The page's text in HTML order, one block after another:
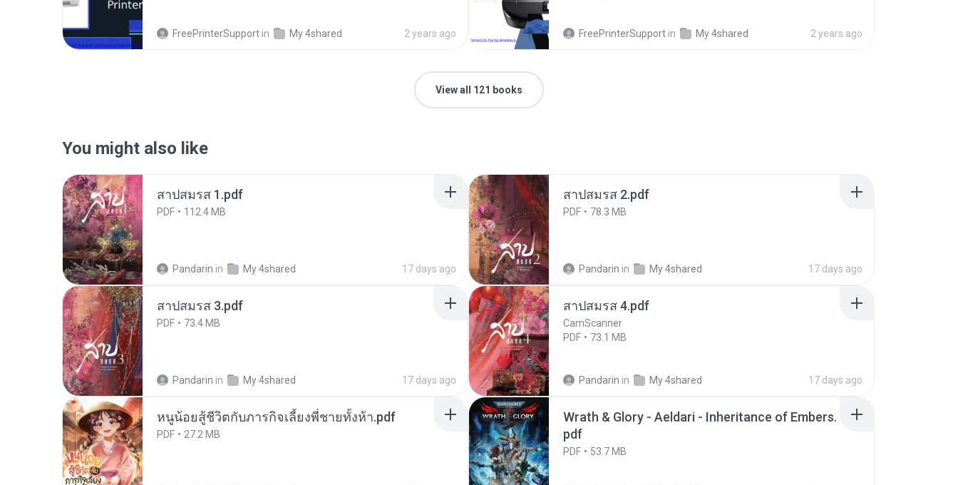
FreePrinterSupport in My 4shared 2 years ago FreePrinterSupport in My 4shared 2 years ago
View all 121 books
You might also like
สาปสมรส 1.pdf
PDF 112.4 MB
Pandarin in My 4shared 17 days ago
สาปสมรส 2.pdf
PDF 78.3 MB
Pandarin in My 4shared 17 days ago
สาปสมรส 3.pdf
PDF 73.4 MB
Pandarin in My 4shared 17 days ago
สาปสมรส 4.pdf
CamScanner
PDF
73.1 MB
Pandarin in My 4shared 17 days ago
หนูน้อยสู้ชีวิตกับภารกิจเลี้ยงพี่ชายทั้งห้า.pdf
PDF 27.2 MB
Wrath & Glory - Aeldari - Inheritance of Embers.
pdf
PDF 53.7 MB